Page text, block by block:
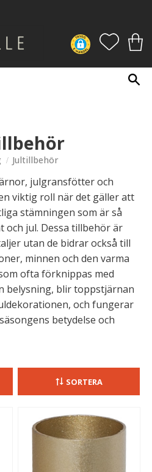
Jultillbehör
julgransfötter och
viktig roll när det gäller att
stämningen som är så
och jul. Dessa tillbehör är
utan de bidrar också till
minnen och den varma
ofta förknippas med
belysning, blir toppstjärnan
och fungerar
betydelse och
SORTERA